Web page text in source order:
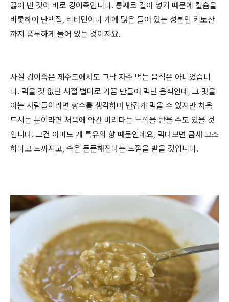
끓여 낸 것이 바로 깅이죽입니다. 통째로 갈아 넣기 때문에 칼슘을
비롯하여 단백질, 비타민이나 게에 많은 들어 있는 성분인 키토산
까지 풍부하게 들어 있는 것이지요.
사실 깅이죽은 제주도에서도 그닥 자주 먹는 음식은 아니었습니
다. 먹을 것 없던 시절 별미로 가끔 만들어 먹던 음식인데, 그 맛을
아는 사람들이라면 향수를 생각하며 반갑게 먹을 수 있지만 처음
드시는 분이라면 처음에 약간 비리다는 느낌을 받을 수도 있을 것
입니다. 그건 아마도 게 특유의 향 때문인데요, 먹다보면 금새 고소
하다고 느껴지고, 속은 든든해진다는 느낌을 받을 것입니다.